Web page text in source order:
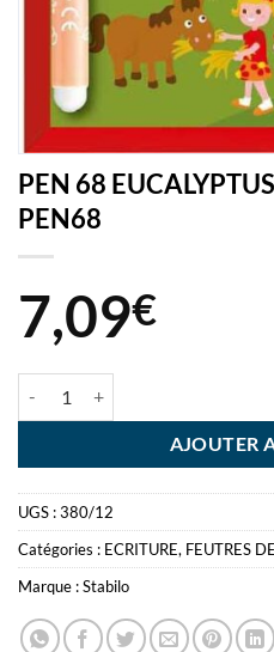
PEN 68
PEN68
7,09€
AJOUTER
UGS :380/12
Catégories : ECRITURE, FEUTRES
Marque :Stabilo